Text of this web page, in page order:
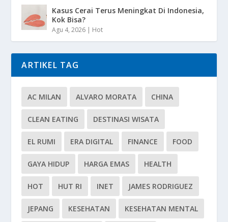
Kasus Cerai Terus Meningkat Di Indonesia,
Kok Bisa?
Agu 4, 2026 | Hot
ARTIKEL TAG
AC MILAN ALVARO MORATA CHINA
CLEAN EATING DESTINASI WISATA
EL RUMI ERA DIGITAL FINANCE FOOD
GAYA HIDUP HARGA EMAS HEALTH
HOT HUT RI INET JAMES RODRIGUEZ
JEPANG KESEHATAN KESEHATAN MENTAL